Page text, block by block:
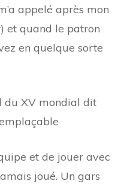
appelé après mon
et quand le patron
en quelque sorte
du XV mondial dit
et de jouer avec
joué. Un gars